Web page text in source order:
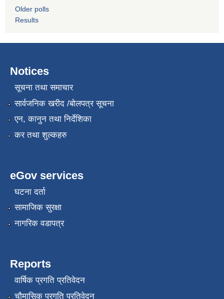
Older polls
Results
Notices
सूचना तथा समाचार
सार्वजनिक खरीद /बोलपत्र सूचना
एन, कानुन तथा निर्देशिका
कर तथा शुल्कहरु
eGov services
घटना दर्ता
सामाजिक सुरक्षा
नागरिक वडापत्र
Reports
वार्षिक प्रगति प्रतिवेदन
चौमासिक प्रगति प्रतिवेदन